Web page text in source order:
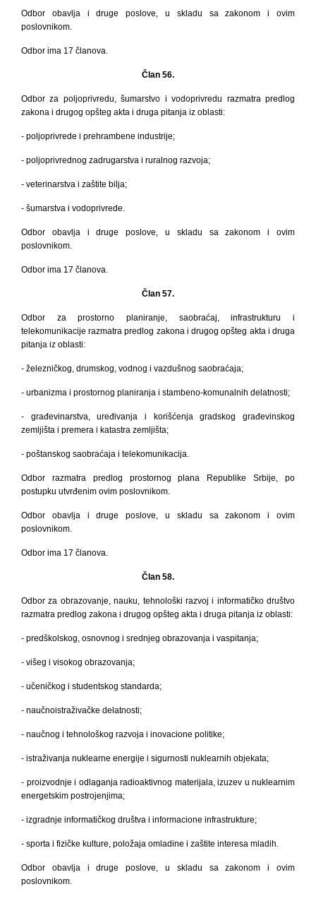
Odbor obavlja i druge poslove, u skladu sa zakonom i ovim
poslovnikom.
Odbor ima 17 članova.
Član 56.
Odbor za poljoprivredu, šumarstvo i vodoprivredu razmatra predlog
zakona i drugog opšteg akta i druga pitanja iz oblasti:
- poljoprivrede i prehrambene industrije;
- poljoprivrednog zadrugarstva i ruralnog razvoja;
- veterinarstva i zaštite bilja;
- šumarstva i vodoprivrede.
Odbor obavlja i druge poslove, u skladu sa zakonom i ovim
poslovnikom.
Odbor ima 17 članova.
Član 57.
Odbor za prostorno planiranje, saobraćaj, infrastrukturu i
telekomunikacije razmatra predlog zakona i drugog opšteg akta i druga
pitanja iz oblasti:
- železničkog, drumskog, vodnog i vazdušnog saobraćaja;
- urbanizma i prostornog planiranja i stambeno-komunalnih delatnosti;
- građevinarstva, uređivanja i korišćenja gradskog građevinskog
zemljišta i premera i katastra zemljišta;
- poštanskog saobraćaja i telekomunikacija.
Odbor razmatra predlog prostornog plana Republike Srbije, po
postupku utvrđenim ovim poslovnikom.
Odbor obavlja i druge poslove, u skladu sa zakonom i ovim
poslovnikom.
Odbor ima 17 članova.
Član 58.
Odbor za obrazovanje, nauku, tehnološki razvoj i informatičko društvo
razmatra predlog zakona i drugog opšteg akta i druga pitanja iz oblasti:
- predškolskog, osnovnog i srednjeg obrazovanja i vaspitanja;
- višeg i visokog obrazovanja;
- učeničkog i studentskog standarda;
- naučnoistraživačke delatnosti;
- naučnog i tehnološkog razvoja i inovacione politike;
- istraživanja nuklearne energije i sigurnosti nuklearnih objekata;
- proizvodnje i odlaganja radioaktivnog materijala, izuzev u nuklearnim
energetskim postrojenjima;
- izgradnje informatičkog društva i informacione infrastrukture;
- sporta i fizičke kulture, položaja omladine i zaštite interesa mladih.
Odbor obavlja
i druge poslove, u skladu sa zakonom i ovim
poslovnikom.